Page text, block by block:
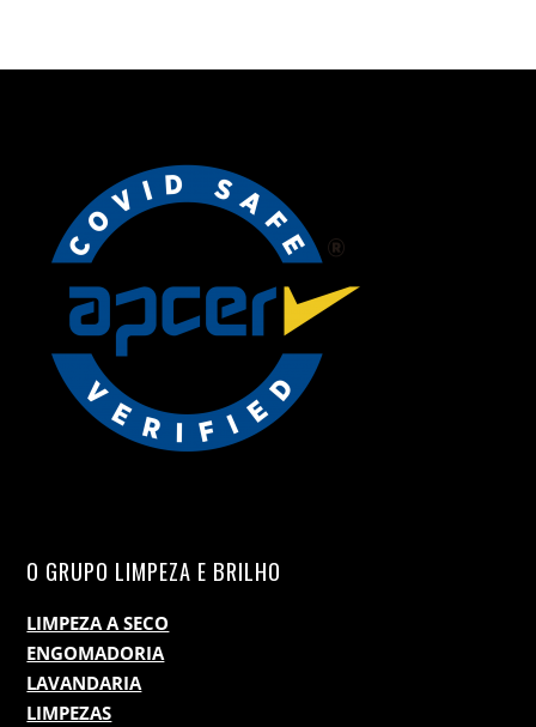
O GRUPO LIMPEZA E BRILHO
LIMPEZA A SECO
ENGOMADORIA
LAVANDARIA
LIMPEZAS